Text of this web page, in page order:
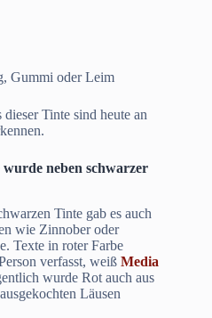
Gummi oder Leim
Tinte sind heute an
wurde neben schwarzer
Tinte gab es auch
wie Zinnober oder
Texte in roter Farbe
verfasst, weiß Media
wurde Rot auch aus
Läusen